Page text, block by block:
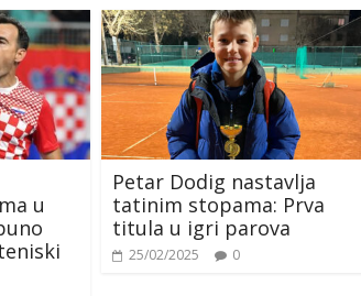
u
Petar Dodig nastavlja
tatinim stopama: Prva
titula u igri parova
25/02/2025 0